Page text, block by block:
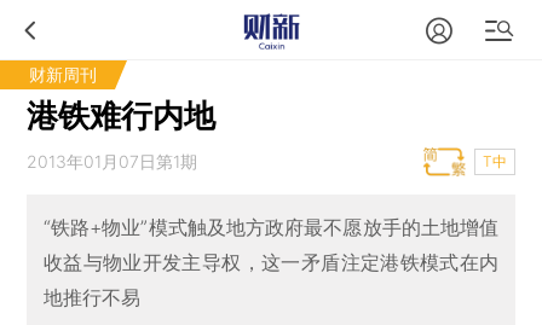
财新周刊
港铁难行内地
2013年01月07日第1期 T中
“铁路+物业”模式触及地方政府最不愿放手的土地增值
收益与物业开发主导权，这一矛盾注定港铁模式在内
地推行不易